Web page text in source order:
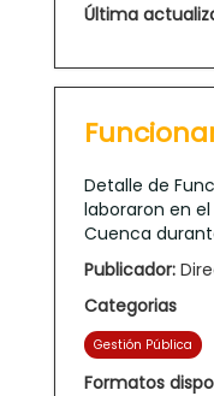
Última
Detalle de
laboraron en
Cuenca
Publicador:
Categorias
Gestión Pública
Formatos